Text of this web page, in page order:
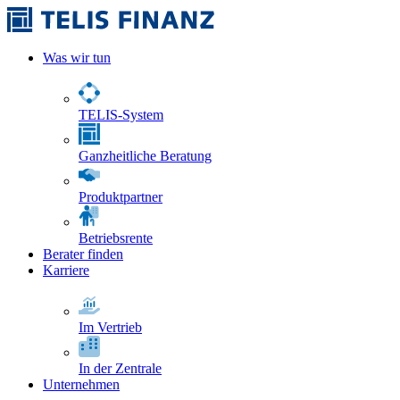
Was wir tun
TELIS-System
Ganzheitliche Beratung
Produktpartner
Betriebsrente
Berater finden
Karriere
Im Vertrieb
In der Zentrale
Unternehmen